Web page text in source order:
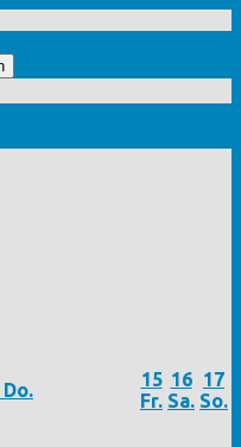
Do.
15
Fr.
16
Sa.
17
So.